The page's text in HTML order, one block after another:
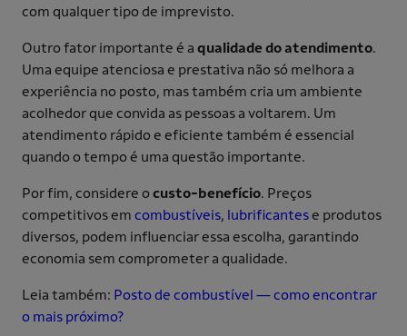
com qualquer tipo de imprevisto.
Outro fator importante é a qualidade do atendimento.
Uma equipe atenciosa e prestativa não só melhora a
experiência no posto, mas também cria um ambiente
acolhedor que convida as pessoas a voltarem. Um
atendimento rápido e eficiente também é essencial
quando o tempo é uma questão importante.
Por fim, considere ocusto-benefício. Preços
competitivos em combustíveis, lubrificantese produtos
diversos, podem influenciar essa escolha, garantindo
economia sem comprometer a qualidade.
Leia também: Posto de combustível — como encontrar
o mais próximo?